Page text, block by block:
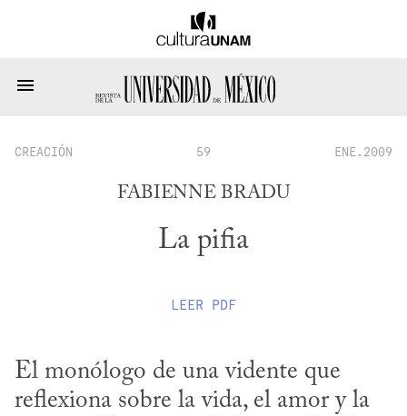
CREACIÓN 59 ENE.2009
FABIENNE BRADU
La pifia
LEER PDF
El monólogo de una vidente que
reflexiona sobre la vida, el amor y la